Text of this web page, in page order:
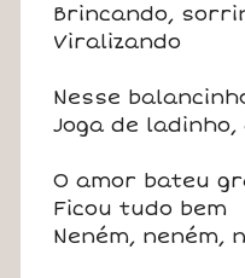
Brincando,
Viralizando
Nesse
Joga de
O amor bateu
Ficou tudo bem
Neném, neném,